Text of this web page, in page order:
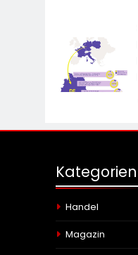
Kategorien
Handel
Magazin